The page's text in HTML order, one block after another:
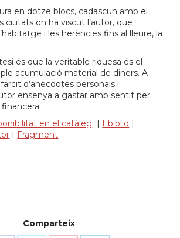
en dotze blocs, cadascun amb el
ciutats on ha viscut l’autor, que
i les herències fins al lleure, la
és que la veritable riquesa és el
acumulació material de diners. A
d’anècdotes personals i
ensenya a gastar amb sentit per
en el catàleg | Ebiblio |
| Fragment
Comparteix